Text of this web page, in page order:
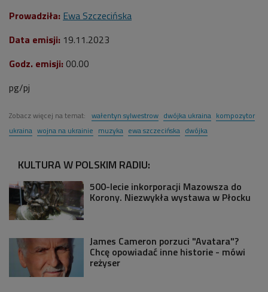
Prowadziła: Ewa Szczecińska
Data emisji: 19.11.2023
Godz. emisji: 00.00
pg/pj
Zobacz więcej na temat: wałentyn sylwestrow dwójka ukraina kompozytor
ukraina wojna na ukrainie muzyka ewa szczecińska dwójka
KULTURA W POLSKIM RADIU:
500-lecie inkorporacji Mazowsza do
Korony. Niezwykła wystawa w Płocku
James Cameron porzuci "Avatara"?
Chcę opowiadać inne historie - mówi
reżyser